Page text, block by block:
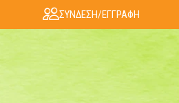
ΣΥΝΔΕΣΗ/ΕΓΓΡΑΦΗ